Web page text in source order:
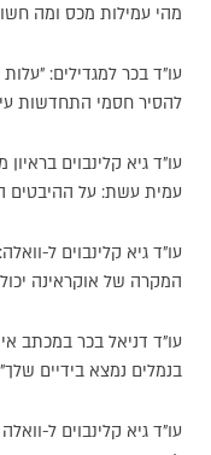
מהי עמילות מכס ומה חשוב
עו"ד בכר למגדילים: "עלות
להסיר חסמי התחדשות
עו"ד גיא קלינבוים
עמית עשת: על ההיבטים
עו"ד גיא קלינבוים ל-
המקרה של אוקראינה יכול
עו"ד דניאל בכר במכתב
בנמלים נמצא בידיים שלך"
עו"ד גיא קלינבוים ל-